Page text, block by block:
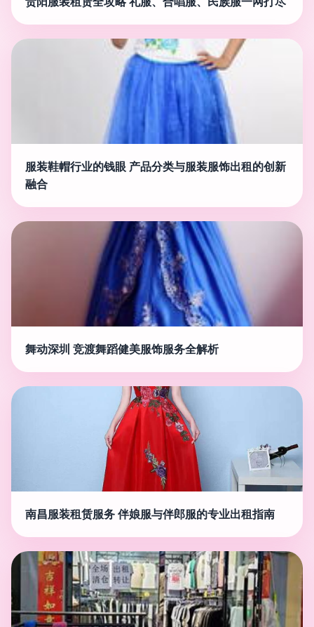
服装鞋帽行业的钱眼 产品分类与服装服饰出租的创新
融合
舞动深圳 竞渡舞蹈健美服饰服务全解析
南昌服装租赁服务 伴娘服与伴郎服的专业出租指南